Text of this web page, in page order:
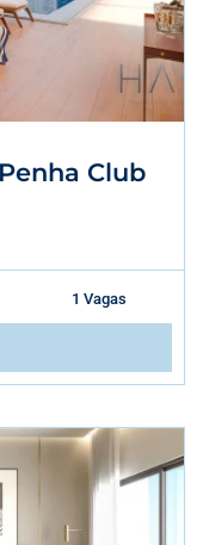
Club
1 Vagas